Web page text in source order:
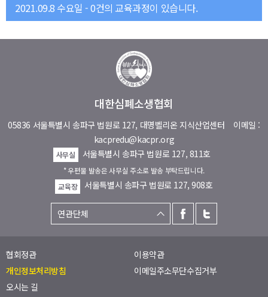
2021.09.8 수요일 - 0건의 교육과정이 있습니다.
대한심폐소생협회
05836 서울특별시 송파구 법원로 127, 대명벨리온 지식산업센터 이메일 :
kacpredu@kacpr.org
사무실 서울특별시 송파구 법원로 127, 811호
* 우편물 발송은 사무실 주소로 발송 부탁드립니다.
교육장
서울특별시 송파구 법원로 127, 908호
협회정관
이용약관
개인정보처리방침
이메일주소무단수집거부
오시는 길